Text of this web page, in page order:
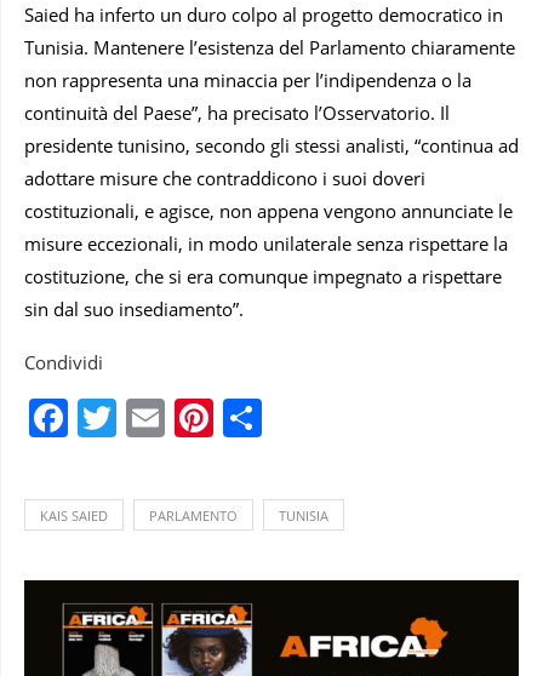
Saied ha inferto un duro colpo al progetto democratico in
Tunisia. Mantenere l’esistenza del Parlamento chiaramente
non rappresenta una minaccia per l’indipendenza o la
continuità del Paese”, ha precisato l’Osservatorio. Il
presidente tunisino, secondo gli stessi analisti, “continua ad
adottare misure che contraddicono i suoi doveri
costituzionali, e agisce, non appena vengono annunciate le
misure eccezionali, in modo unilaterale senza rispettare la
costituzione, che si era comunque impegnato a rispettare
sin dal suo insediamento”.
Condividi
Facebook
Twitter
EmailPinterest
KAIS SAIED PARLAMENTO TUNISIA